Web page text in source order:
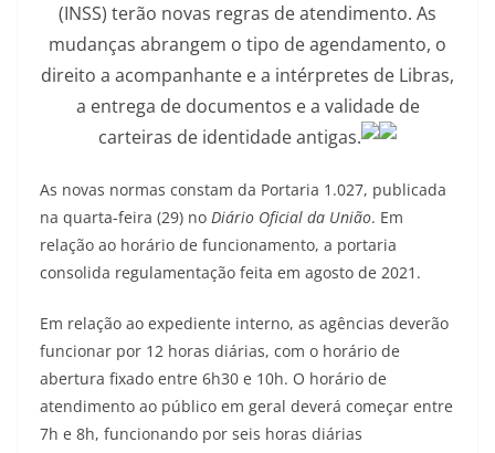
(INSS) terão novas regras de atendimento. As
mudanças abrangem o tipo de agendamento, o
direito a acompanhante e a intérpretes de Libras,
a entrega de documentos e a validade de
carteiras de identidade antigas.
As novas normas constam da Portaria 1.027, publicada
na quarta-feira (29) no Diário Oficial da União. Em
relação ao horário de funcionamento, a portaria
consolida regulamentação feita em agosto de 2021.
Em relação ao expediente interno, as agências deverão
funcionar por 12 horas diárias, com o horário de
abertura fixado entre 6h30 e 10h. O horário de
atendimento ao público em geral deverá começar entre
7h e 8h, funcionando por seis horas diárias